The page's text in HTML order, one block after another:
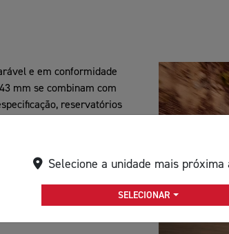
e em conformidade
mm se combinam com
reservatórios
controlado e
e o controle em frenagens
inicial do curso da
conforto em terrenos
Selecione a unidade mais próxima
SELECIONAR